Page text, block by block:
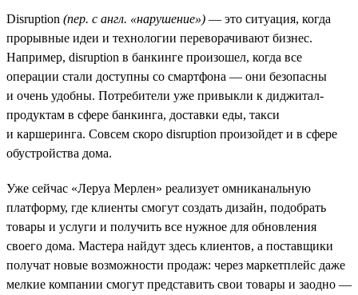
Disruption (пер. с англ. «нарушение») — это ситуация, когда
прорывные идеи и технологии переворачивают бизнес.
Например, disruption в банкинге произошел, когда все
операции стали доступны со смартфона — они безопасны
и очень удобны. Потребители уже привыкли к диджитал-
продуктам в сфере банкинга, доставки еды, такси
и каршеринга. Совсем скоро disruption произойдет и в сфере
обустройства дома.
Уже сейчас «Леруа Мерлен» реализует омниканальную
платформу, где клиенты смогут создать дизайн, подобрать
товары и услуги и получить все нужное для обновления
своего дома. Мастера найдут здесь клиентов, а поставщики
получат новые возможности продаж: через маркетплейс даже
мелкие компании смогут представить свои товары и заодно —